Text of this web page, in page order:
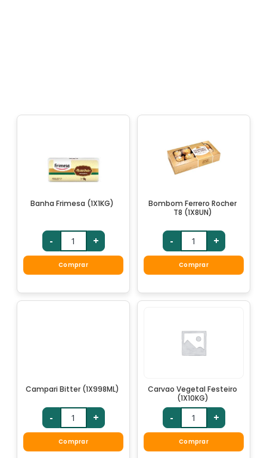
Banha Frimesa (1X1KG)
- +
Comprar
Bombom Ferrero Rocher
T8 (1X8UN)
- +
Comprar
Campari Bitter (1X998ML)
- +
Comprar
Carvao Vegetal Festeiro
(1X10KG)
- +
Comprar